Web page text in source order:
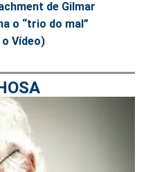
de Gilmar
o “trio do mal”
o Vídeo)